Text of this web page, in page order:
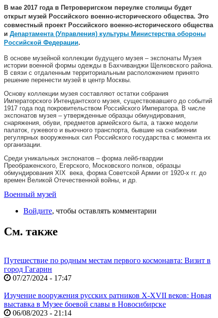
В мае 2017 года в Петроверигском переулке столицы будет
открыт музей Российского военно-исторического общества. Это
совместный проект Российского военно-исторического общества
и Департамента (Управления) культуры Министерства обороны
Российской Федерации.
В основе музейной коллекции будущего музея – экспонаты Музея
истории военной формы одежды в Бахчиванджи Щелковского района.
В связи с отдаленным территориальным расположением принято
решение перенести музей в центр Москвы.
Основу коллекции музея составляют остатки собрания
Императорского Интендантского музея, существовавшего до событий
1917 года под покровительством Российского Императора. В числе
экспонатов музея – утвержденные образцы обмундирования,
снаряжения, обуви, предметов армейского быта, а также модели
палаток, гужевого и вьючного транспорта, бывшие на снабжении
регулярных вооруженных сил Российского государства с момента их
организации.
Среди уникальных экспонатов – форма лейб-гвардии
Преображенского, Егерского, Московского полков, образцы
обмундирования XIX века, форма Советской Армии от 1920-х гг. до
времен Великой Отечественной войны, и др.
Военный музей
Войдите, чтобы оставлять комментарии
См. также
Путешествие по родным местам первого космонавта: Визит в
город Гагарин
07/27/2024 - 17:47
Изучение вооружения русских ратников X-XVII веков: Новая
выставка в Музее боевой славы в Новосибирске
06/08/2023 - 21:14